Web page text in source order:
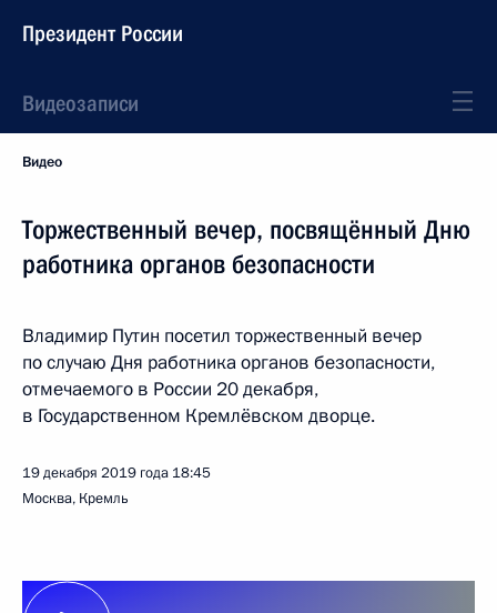
Президент России
Видеозаписи
Видео
Торжественный вечер, посвящённый Дню
работника органов безопасности
Владимир Путин посетил торжественный вечер
по случаю Дня работника органов безопасности,
отмечаемого в России 20 декабря,
в Государственном Кремлёвском дворце.
19 декабря 2019 года 18:45
Москва, Кремль